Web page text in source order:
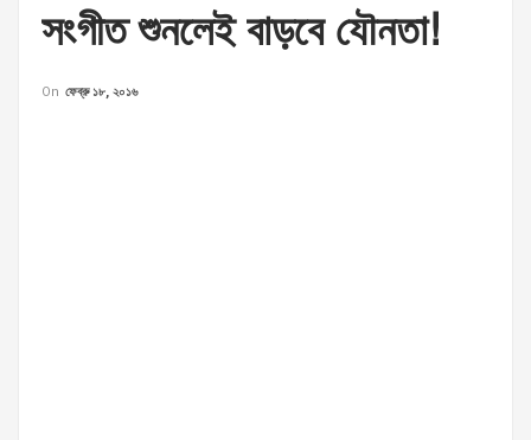
সংগীত শুনলেই বাড়বে যৌনতা!
On ফেব্রু ১৮, ২০১৬